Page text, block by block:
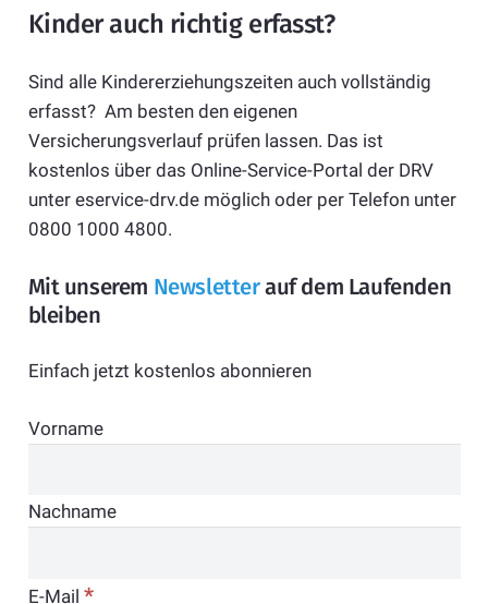
Kinder auch richtig erfasst?
Sind alle Kindererziehungszeiten auch vollständig
erfasst? Am besten den eigenen
Versicherungsverlauf prüfen lassen. Das ist
kostenlos über das Online-Service-Portal der DRV
unter eservice-drv.de möglich oder per Telefon unter
0800 1000 4800.
Mit unserem Newsletterauf dem Laufenden
bleiben
Einfach jetzt kostenlos abonnieren
Vorname
Nachname
E-Mail *